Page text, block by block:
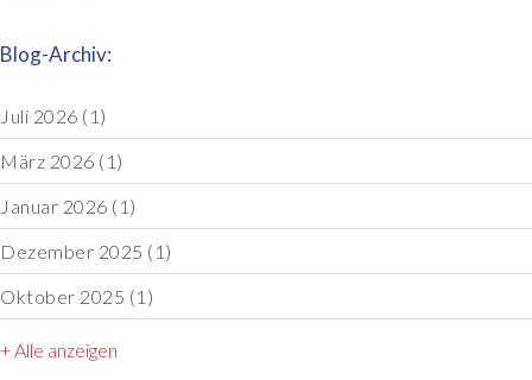
Blog-Archiv:
Juli 2026 (1)
März 2026 (1)
Januar 2026 (1)
Dezember 2025 (1)
Oktober 2025 (1)
+ Alle anzeigen